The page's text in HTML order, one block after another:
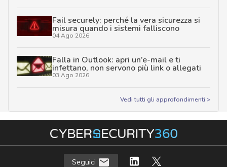
Fail securely: perché la vera sicurezza si
misura quando i sistemi falliscono
04 Ago 2026
Falla in Outlook: apri un’e-mail e ti
infettano, non servono più link o allegati
03 Ago 2026
Vedi tutti gli approfondimenti >
Seguici